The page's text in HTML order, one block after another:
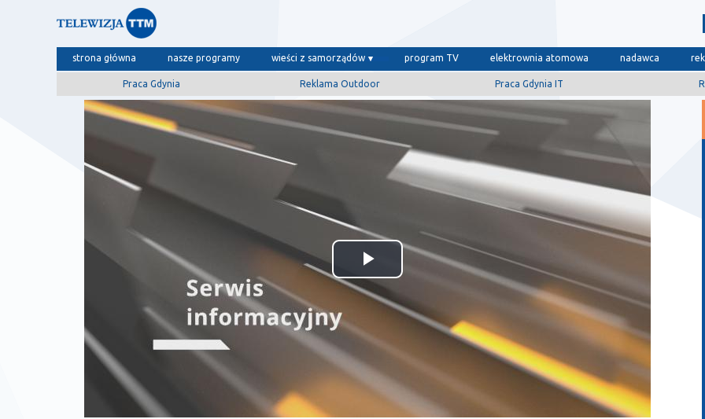
strona główna nasze programy wieści z samorządów program TV elektrownia atomowa nadawca
Praca Gdynia Reklama Outdoor Praca Gdynia IT
Odtwórz
wideo